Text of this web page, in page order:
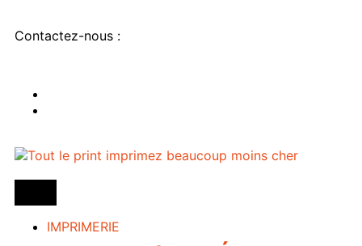
Contactez-nous :
IMPRIMERIE